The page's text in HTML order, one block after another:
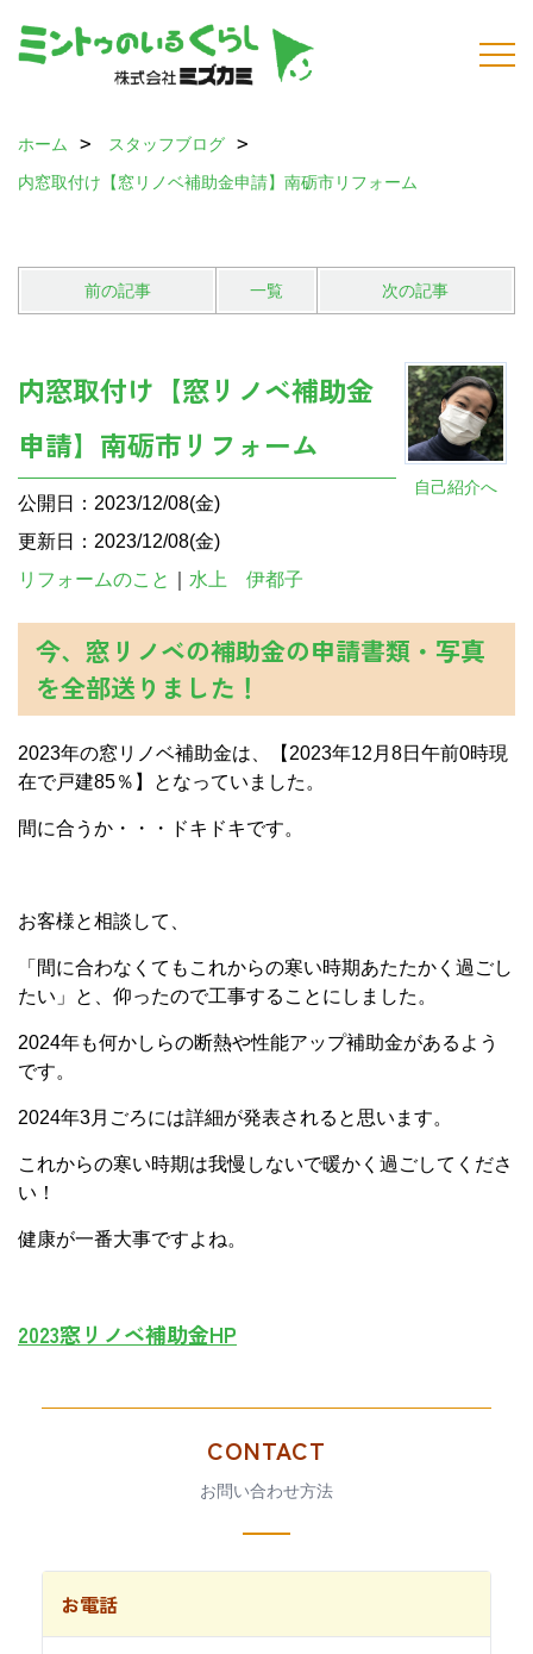
ホーム
スタッフブログ
内窓取付け【窓リノベ補助金申請】南砺市リフォーム
前の記事 一覧 次の記事
自己紹介へ
内窓取付け【窓リノベ補助金
申請】南砺市リフォーム
公開日：2023/12/08(金)
更新日：2023/12/08(金)
リフォームのこと
水上 伊都子
今、窓リノベの補助金の申請書類・写真
を全部送りました！
2023年の窓リノベ補助金は、【2023年12月8日午前0時現
在で戸建85％】となっていました。
間に合うか・・・ドキドキです。
お客様と相談して、
「間に合わなくてもこれからの寒い時期あたたかく過ごし
たい」と、仰ったので工事することにしました。
2024年も何かしらの断熱や性能アップ補助金があるよう
です。
2024年3月ごろには詳細が発表されると思います。
これからの寒い時期は我慢しないで暖かく過ごしてくださ
い！
健康が一番大事ですよね。
2023窓リノベ補助金HP
CONTACT
お問い合わせ方法
お電話